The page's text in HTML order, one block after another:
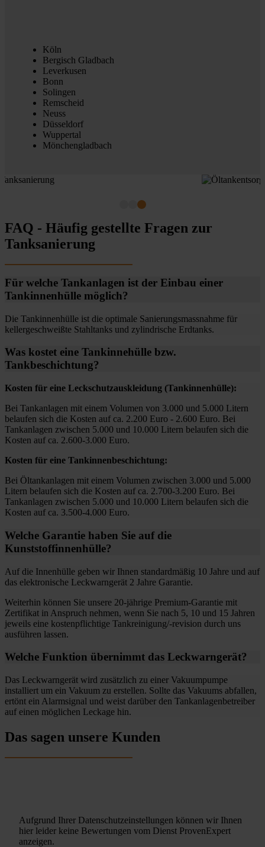
Köln
Bergisch Gladbach
Leverkusen
Bonn
Solingen
Remscheid
Neuss
Düsseldorf
Wuppertal
Mönchengladbach
FAQ - Häufig gestellte Fragen zur
Tanksanierung
Für welche Tankanlagen ist der Einbau einer
Tankinnenhülle möglich?
Die Tankinnenhülle ist die optimale Sanierungsmassnahme für
kellergeschweißte Stahltanks und zylindrische Erdtanks.
Was kostet eine Tankinnehülle bzw.
Tankbeschichtung?
Kosten für eine Leckschutzauskleidung (Tankinnenhülle):
Bei Tankanlagen mit einem Volumen von 3.000 und 5.000 Litern
belaufen sich die Kosten auf ca. 2.200 Euro - 2.600 Euro. Bei
Tankanlagen zwischen 5.000 und 10.000 Litern belaufen sich die
Kosten auf ca. 2.600-3.000 Euro.
Kosten für eine Tankinnenbeschichtung:
Bei Öltankanlagen mit einem Volumen zwischen 3.000 und 5.000
Litern belaufen sich die Kosten auf ca. 2.700-3.200 Euro. Bei
Tankanlagen zwischen 5.000 und 10.000 Litern belaufen sich die
Kosten auf ca. 3.500-4.000 Euro.
Welche Garantie haben Sie auf die
Kunststoffinnenhülle?
Auf die Innenhülle geben wir Ihnen standardmäßig 10 Jahre und auf
das elektronische Leckwarngerät 2 Jahre Garantie.
Weiterhin können Sie unsere 20-jährige Premium-Garantie mit
Zertifikat in Anspruch nehmen, wenn Sie nach 5, 10 und 15 Jahren
jeweils eine kostenpflichtige Tankreinigung/-revision durch uns
ausführen lassen.
Welche Funktion übernimmt das Leckwarngerät?
Das Leckwarngerät wird zusätzlich zu einer Vakuumpumpe
installiert um ein Vakuum zu erstellen. Sollte das Vakuums abfallen,
ertönt ein Alarmsignal und weist darüber den Tankanlagenbetreiber
auf einen möglichen Leckage hin.
Das sagen unsere Kunden
Aufgrund Ihrer Datenschutzeinstellungen können wir Ihnen
hier leider keine Bewertungen vom Dienst ProvenExpert
anzeigen.